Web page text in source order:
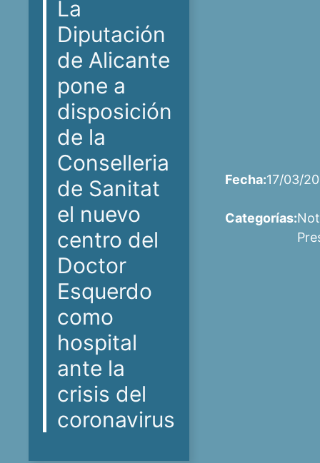
La
Diputación
de Alicante
pone a
disposición
de la
Conselleria
de Sanitat
el nuevo
centro del
Doctor
Esquerdo
como
hospital
ante la
crisis del
coronavirus
Fecha:17/03/
Categorías: